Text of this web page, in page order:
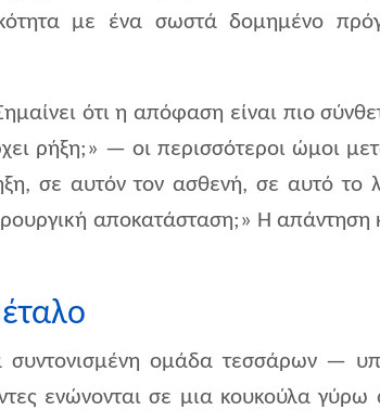
με ένα σωστά δομημένο
ότι η απόφαση είναι πιο
ρήξη;» — οι περισσότεροι ώμοι
σε αυτόν τον ασθενή, σε αυτό το
αποκατάσταση;» Η απάντηση
ομάδα τεσσάρων —
ενώνονται σε μια κουκούλα